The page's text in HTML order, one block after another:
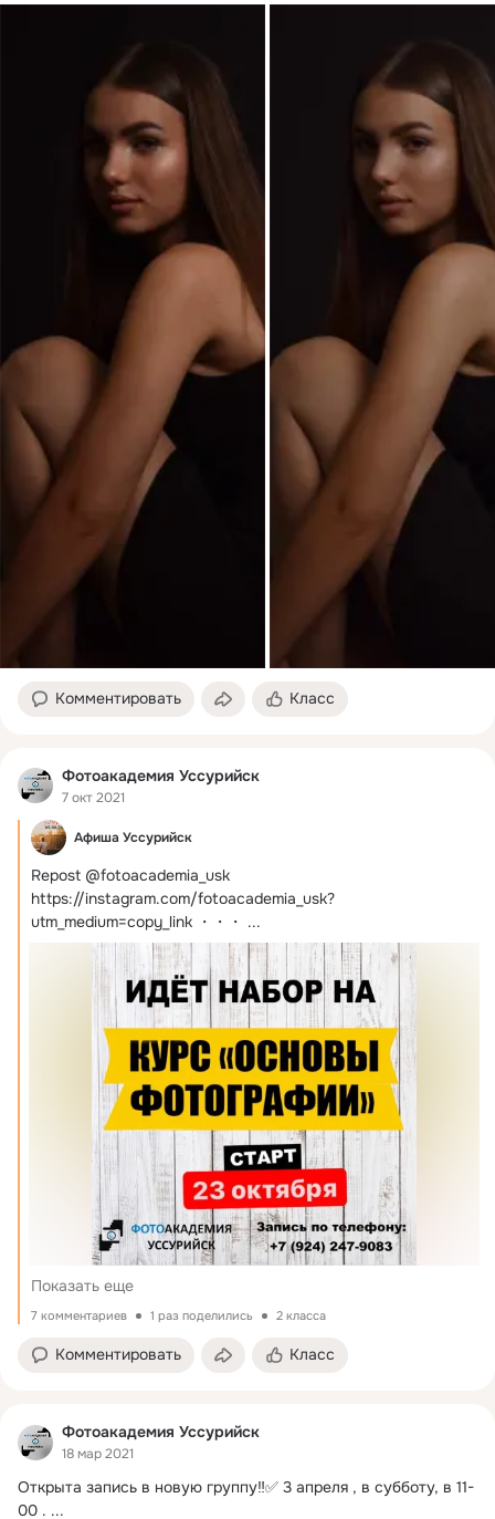
Комментировать Класс
Фотоакадемия Уссурийск
7 окт 2021
Афиша Уссурийск
Repost @fotoacademia_usk
https://instagram.com/fotoacademia_usk?
utm_medium=copy_link ・・・ ...
Показать еще
7 комментариев 1 раз поделились 2 класса
Комментировать Класс
Фотоакадемия Уссурийск
18 мар 2021
Открыта запись в новую группу‼️✅ 3 апреля , в субботу, в 11-
00 . ...